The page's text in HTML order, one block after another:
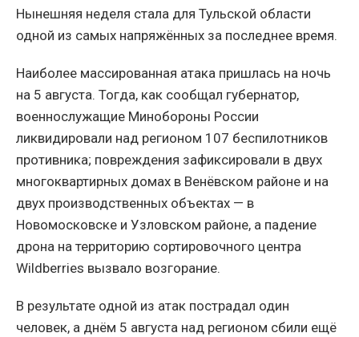
Нынешняя неделя стала для Тульской области
одной из самых напряжённых за последнее время.
Наиболее массированная атака пришлась на ночь
на 5 августа. Тогда, как сообщал губернатор,
военнослужащие Минобороны России
ликвидировали над регионом 107 беспилотников
противника; повреждения зафиксировали в двух
многоквартирных домах в Венёвском районе и на
двух производственных объектах — в
Новомосковске и Узловском районе, а падение
дрона на территорию сортировочного центра
Wildberries вызвало возгорание.
В результате одной из атак пострадал один
человек, а днём 5 августа над регионом сбили ещё